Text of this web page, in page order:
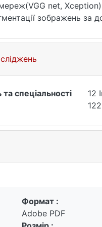
net, Xception)
зображень за
вибору архітектури
зображень і
мову програмування
бібліотеку Keras
яким чином писати
аналізу даних.
та спеціальності
12
Формат :
Adobe PDF